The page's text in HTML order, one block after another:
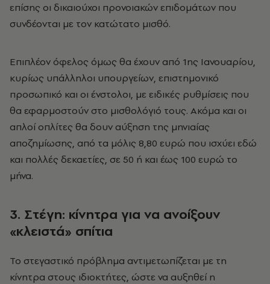
επίσης οι δικαιούχοι προνοιακών επιδομάτων που
συνδέονται με τον κατώτατο μισθό.
Επιπλέον όφελος όμως θα έχουν από 1ης Ιανουαρίου,
κυρίως υπάλληλοι υπουργείων, επιστημονικό
προσωπικό και οι ένστολοι, με ειδικές ρυθμίσεις που
θα εφαρμοστούν στο μισθολόγιό τους. Ακόμα και οι
απλοί οπλίτες θα δουν αύξηση της μηνιαίας
αποζημίωσης, από τα μόλις 8,80 ευρώ που ισχύει εδώ
και πολλές δεκαετίες, σε 50 ή και έως 100 ευρώ το
μήνα.
3. Στέγη: κίνητρα για να ανοίξουν
«κλειστά» σπίτια
Το στεγαστικό πρόβλημα αντιμετωπίζεται με τη
κίνητρα στους ιδιοκτήτες, ώστε να αυξηθεί η